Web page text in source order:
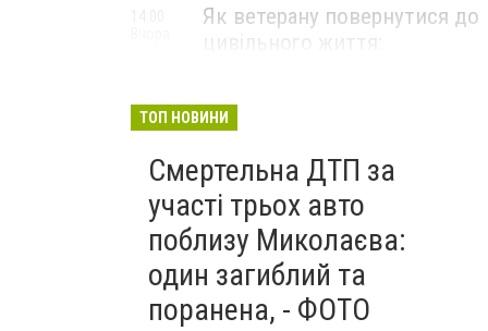
Як ветерану повернутися до
ТОП НОВИНИ
Смертельна ДТП за
участі трьох авто
поблизу Миколаєва:
один загиблий та
поранена, - ФОТО